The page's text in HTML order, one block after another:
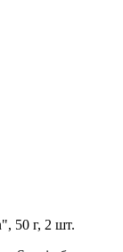
50 г, 2 шт.